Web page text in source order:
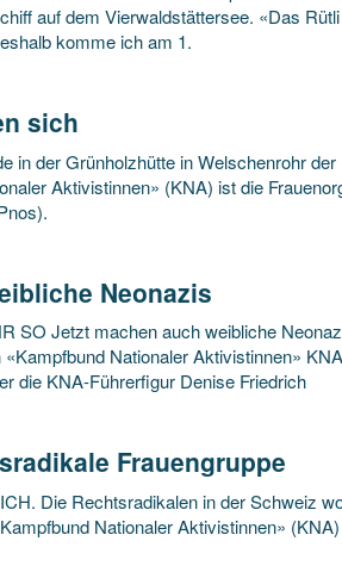
auf dem Vierwaldstättersee. «Das
komme ich am 1.
sich
in der Grünholzhütte in Welschenrohr
Aktivistinnen» (KNA) ist die
Neonazis
SO Jetzt machen auch weibliche
Nationaler Aktivistinnen»
die KNA-Führerfigur Denise Friedrich
Frauengruppe
Die Rechtsradikalen in der Schweiz
Nationaler Aktivistinnen»